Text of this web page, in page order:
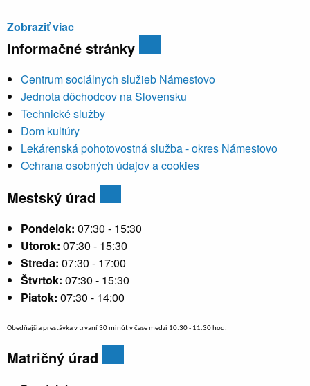
Zobraziť viac
Informačné stránky
Centrum sociálnych služieb Námestovo
Jednota dôchodcov na Slovensku
Technické služby
Dom kultúry
Lekárenská pohotovostná služba - okres Námestovo
Ochrana osobných údajov a cookies
Mestský úrad
Pondelok: 07:30 - 15:30
Utorok: 07:30 - 15:30
Streda: 07:30 - 17:00
Štvrtok: 07:30 - 15:30
Piatok: 07:30 - 14:00
Obedňajšia prestávka v trvaní 30 minút v čase medzi 10:30 - 11:30 hod.
Matričný úrad